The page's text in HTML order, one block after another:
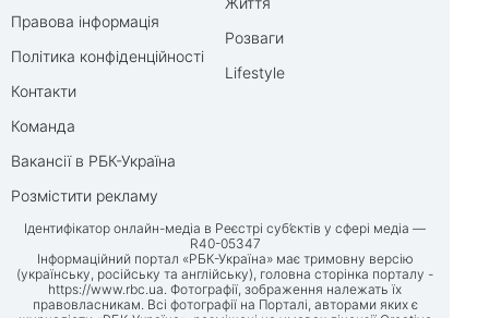
Правова інформація
Політика конфіденційності
Контакти
Команда
Вакансії в РБК-Україна
Розмістити рекламу
Розваги
Lifestyle
Ідентифікатор онлайн-медіа в Реєстрі суб’єктів у сфері медіа —
R40-05347
Інформаційний портал «РБК-Україна» має тримовну версію
(українську, російську та англійську), головна сторінка порталу -
https://www.rbc.ua. Фотографії, зображення належать їх
правовласникам. Всі фотографії на Порталі, авторами яких є